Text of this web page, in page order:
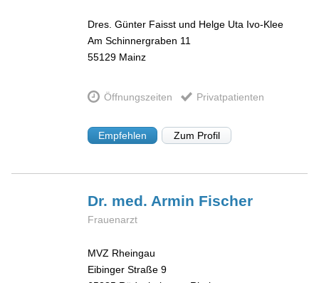
Dres. Günter Faisst und Helge Uta Ivo-Klee
Am Schinnergraben 11
55129 Mainz
Öffnungszeiten Privatpatienten
Empfehlen Zum Profil
Dr. med. Armin Fischer
Frauenarzt
MVZ Rheingau
Eibinger Straße 9